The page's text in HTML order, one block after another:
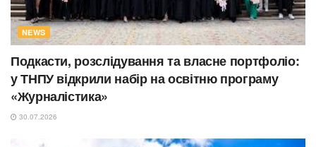
NEWS
Подкасти, розслідування та власне портфоліо:
у ТНПУ відкрили набір на освітню програму
«Журналістика»
30.07.2026